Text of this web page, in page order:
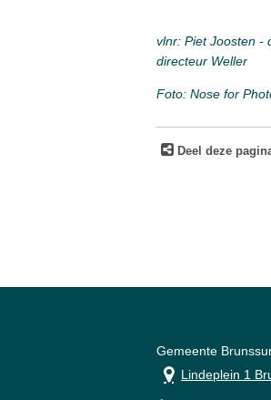
vlnr: Piet Joosten -
directeur Weller
Foto: Nose for
Deel deze
Gemeente
Lindeplein 1